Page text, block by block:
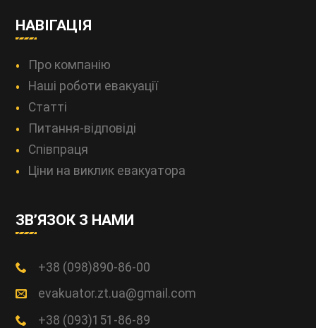
НАВІГАЦІЯ
Про компанію
Наші роботи евакуації
Статті
Питання-відповіді
Співпраця
Ціни на виклик евакуатора
ЗВ’ЯЗОК З НАМИ
+38 (098)890-86-00
evakuator.zt.ua@gmail.com
+38 (093)151-86-89